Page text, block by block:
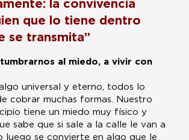
la convivencia
que lo tiene dentro
se transmita”
al miedo, a vivir con
universal y eterno, todos lo
cobrar muchas formas. Nuestro
tiene un miedo muy físico y
sabe que si sale a la calle le van a
luego se convierte en algo que le